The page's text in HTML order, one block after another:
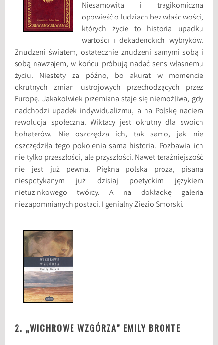
Niesamowita i tragikomiczna
opowieść o ludziach bez właściwości,
których życie to historia upadku
wartości i dekadenckich wybryków.
Znudzeni światem, ostatecznie znudzeni samymi sobą i
sobą nawzajem, w końcu próbują nadać sens własnemu
życiu. Niestety za późno, bo akurat w momencie
okrutnych zmian ustrojowych przechodzących przez
Europę. Jakakolwiek przemiana staje się niemożliwa, gdy
nadchodzi upadek indywidualizmu, a na Polskę naciera
rewolucja społeczna. Wiktacy jest okrutny dla swoich
bohaterów. Nie oszczędza ich, tak samo, jak nie
oszczędziła tego pokolenia sama historia. Pozbawia ich
nie tylko przeszłości, ale przyszłości. Nawet teraźniejszość
nie jest już pewna. Piękna polska proza, pisana
niespotykanym już dzisiaj poetyckim językiem
nietuzinkowego twórcy. A na dokładkę galeria
niezapomnianych postaci. I genialny Ziezio Smorski.
2. „WICHROWE WZGÓRZA” EMILY BRONTE